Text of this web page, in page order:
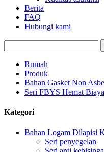
Berita
FAQ
Hubungi kami
Rumah
Produk
Bahan Gasket Non
Seri FBYS Hemat Biaya
Kategori
Bahan Logam Dilapisi
Seri penyegelan